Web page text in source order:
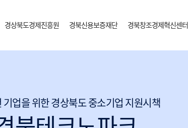
경상북도경제진흥원 경북신용보증재단 경북창조경제혁신센터
업을 위한 경상북도 중소기업 지원시책